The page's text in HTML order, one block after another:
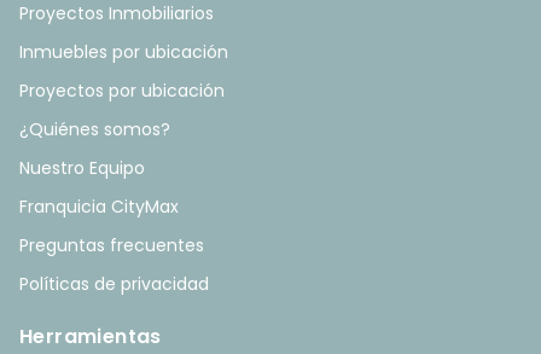
Proyectos Inmobiliarios
Inmuebles por ubicación
Proyectos por ubicación
¿Quiénes somos?
Nuestro Equipo
Franquicia CityMax
Preguntas frecuentes
Políticas de privacidad
Herramientas